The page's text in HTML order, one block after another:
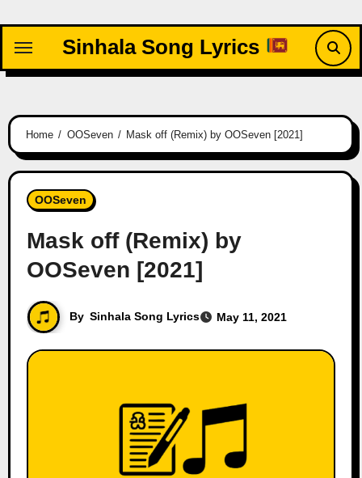
content
Sinhala Song Lyrics
Home OOSeven Mask off (Remix) by OOSeven [2021]
OOSeven
Mask off (Remix) by
OOSeven [2021]
By Sinhala Song Lyrics May 11, 2021